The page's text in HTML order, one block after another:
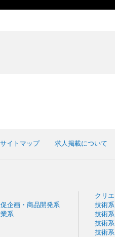
サイトマップ 求人掲載について
企画・商品開発系
系
クリ
技術
技術
技術
技術